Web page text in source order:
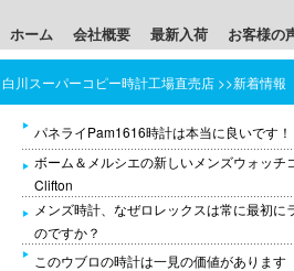
ホーム 会社概要 最新入荷 お客様の
白川スーパーコピー時計工場直売店 >>新着情報
パネライPam1616時計は本当に良いです！
ボーム＆メルシエの新しいメンズウォッチ
Clifton
メンズ時計、なぜロレックスは常に最初に
のですか？
このウブロの時計は一見の価値があります